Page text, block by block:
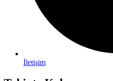
İletişim